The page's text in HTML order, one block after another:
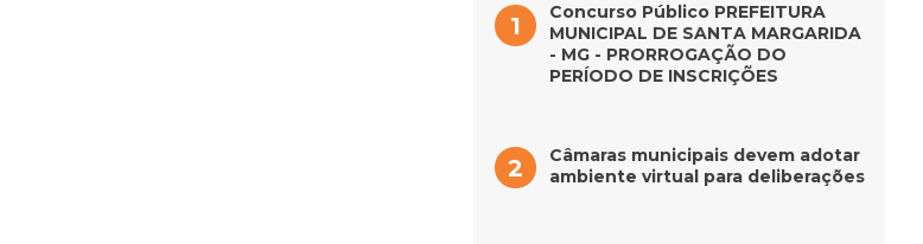
Concurso Público PREFEITURA
MUNICIPAL DE SANTA MARGARIDA
- MG - PRORROGAÇÃO DO
PERÍODO DE INSCRIÇÕES
Câmaras municipais devem adotar
ambiente virtual para deliberações